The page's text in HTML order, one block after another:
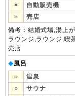
×
自動販売機
○
売店
備考：結婚式場,湯上
ラウンジ,ラウンジ,喫
売店
◆風呂
○
温泉
○
サウナ